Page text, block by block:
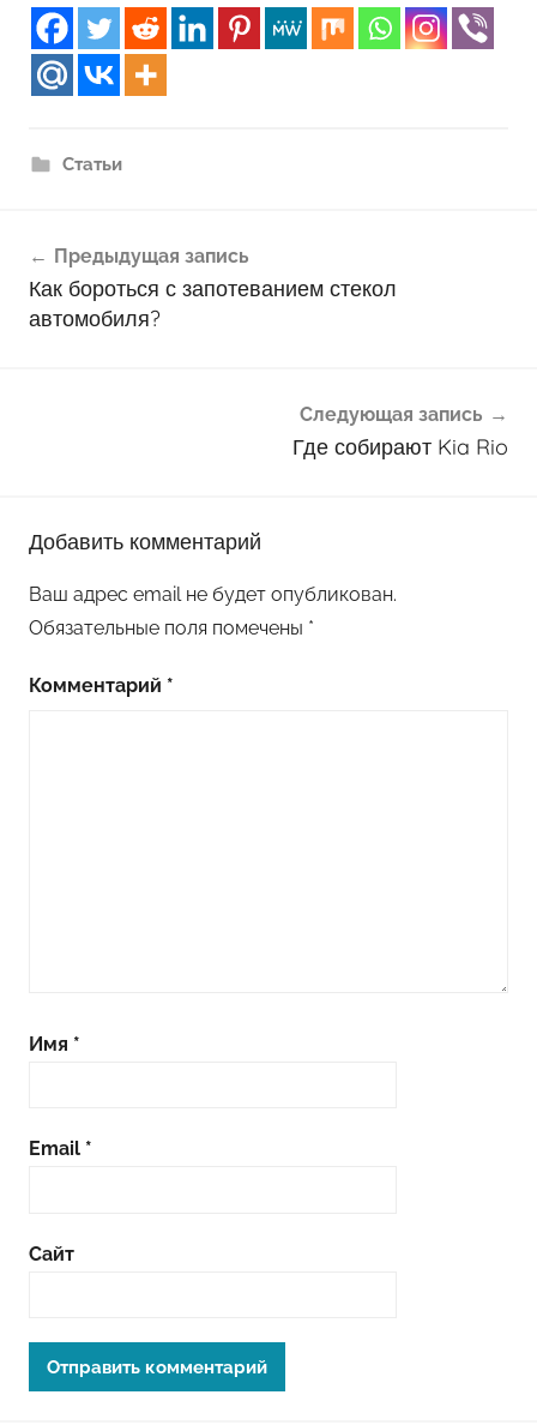
Статьи
по
записям
Предыдущая запись
Как бороться с запотеванием стекол
автомобиля?
Следующая запись
Где собирают Kia Rio
Добавить комментарий
Ваш адрес email не будет опубликован.
Обязательные поля помечены *
Комментарий *
Имя *
Email *
Сайт